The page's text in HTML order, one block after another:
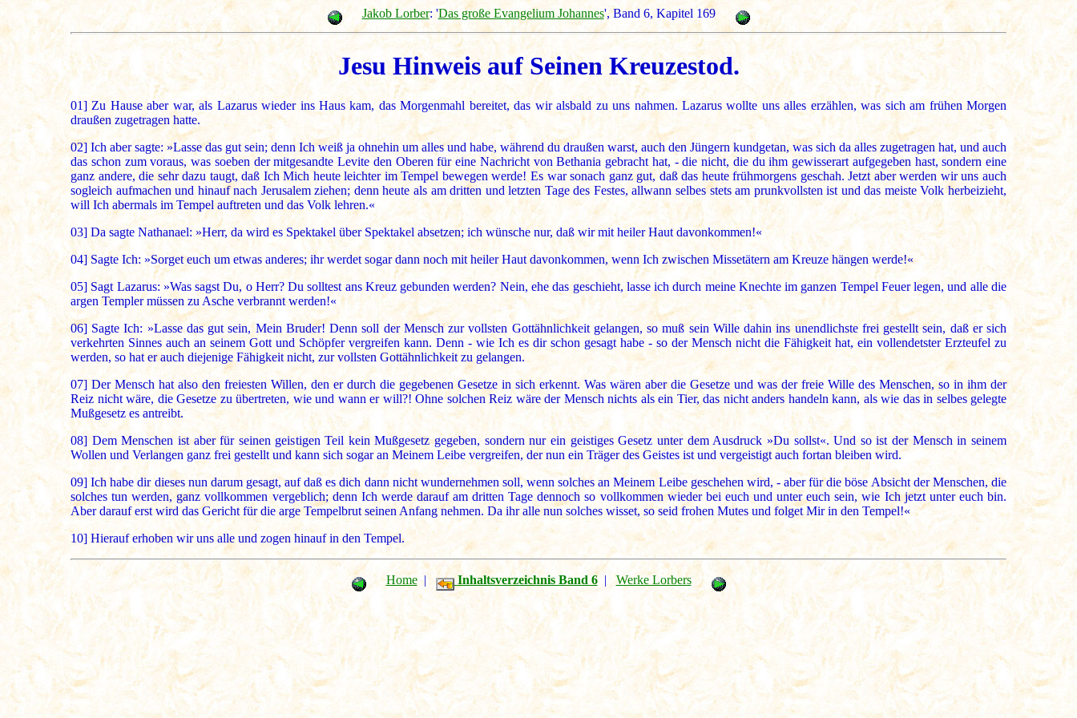
Jakob Lorber: 'Das große Evangelium Johannes', Band 6, Kapitel 169
Jesu Hinweis auf Seinen Kreuzestod.
01] Zu Hause aber war, als Lazarus wieder ins Haus kam, das Morgenmahl bereitet, das wir alsbald zu uns nahmen. Lazarus wollte uns alles erzählen, was sich am frühen Morgen
draußen zugetragen hatte.
02]Ich aber sagte: »Lasse das gut sein; denn Ich weiß ja ohnehin um alles und habe, während du draußen warst, auch den Jüngern kundgetan, was sich da alles zugetragen hat, und auch
das schon zum voraus, was soeben der mitgesandte Levite den Oberen für eine Nachricht von Bethania gebracht hat, - die nicht, die du ihm gewisserart aufgegeben hast, sondern eine
ganz andere, die sehr dazu taugt, daß Ich Mich heute leichter im Tempel bewegen werde! Es war sonach ganz gut, daß das heute frühmorgens geschah. Jetzt aber werden wir uns auch
sogleich aufmachen und hinauf nach Jerusalem ziehen; denn heute als am dritten und letzten Tage des Festes, allwann selbes stets am prunkvollsten ist und das meiste Volk herbeizieht,
will Ich abermals im Tempel auftreten und das Volk lehren.«
03] Da sagte Nathanael: »Herr, da wird es Spektakel über Spektakel absetzen; ich wünsche nur, daß wir mit heiler Haut davonkommen!«
04] Sagte Ich: »Sorget euch um etwas anderes; ihr werdet sogar dann noch mit heiler Haut davonkommen, wenn Ich zwischen Missetätern am Kreuze hängen werde!«
05] Sagt Lazarus: »Was sagst Du, o Herr? Du solltest ans Kreuz gebunden werden? Nein, ehe das geschieht, lasse ich durch meine Knechte im ganzen Tempel Feuer legen, und alle die
argen Templer müssen zu Asche verbrannt werden!«
06] Sagte Ich: »Lasse das gut sein, Mein Bruder! Denn soll der Mensch zur vollsten Gottähnlichkeit gelangen, so muß sein Wille dahin ins unendlichste frei gestellt sein, daß er sich
verkehrten Sinnes auch an seinem Gott und Schöpfer vergreifen kann. Denn - wie Ich es dir schon gesagt habe - so der Mensch nicht die Fähigkeit hat, ein vollendetster Erzteufel zu
werden, so hat er auch diejenige Fähigkeit nicht, zur vollsten Gottähnlichkeit zu gelangen.
07] Der Mensch hat also den freiesten Willen, den er durch die gegebenen Gesetze in sich erkennt. Was wären aber die Gesetze und was der freie Wille des Menschen, so in ihm der
Reiz nicht wäre, die Gesetze zu übertreten, wie und wann er will?! Ohne solchen Reiz wäre der Mensch nichts als ein Tier, das nicht anders handeln kann, als wie das in selbes gelegte
Mußgesetz es antreibt.
08] Dem Menschen ist aber für seinen geistigen Teil kein Mußgesetz gegeben, sondern nur ein geistiges Gesetz unter dem Ausdruck »Du sollst«. Und so ist der Mensch in seinem
Wollen und Verlangen ganz frei gestellt und kann sich sogar an Meinem Leibe vergreifen, der nun ein Träger des Geistes ist und vergeistigt auch fortan bleiben wird.
09] Ich habe dir dieses nun darum gesagt, auf daß es dich dann nicht wundernehmen soll, wenn solches an Meinem Leibe geschehen wird, - aber für die böse Absicht der Menschen, die
solches tun werden, ganz vollkommen vergeblich; denn Ich werde darauf am dritten Tage dennoch so vollkommen wieder bei euch und unter euch sein, wie Ich jetzt unter euch bin.
Aber darauf erst wird das Gericht für die arge Tempelbrut seinen Anfang nehmen. Da ihr alle nun solches wisset, so seid frohen Mutes und folget Mir in den Tempel!«
10] Hierauf erhoben wir uns alle und zogen hinauf in den Tempel.
Home| Inhaltsverzeichnis Band 6|Werke Lorbers